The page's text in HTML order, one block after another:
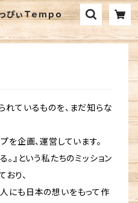
ぃＴｅmｐｏ
れているものを、まだ知らな
を企画、運営しています。
。』という私たちのミッション
り、
にも日本の想いをもって作